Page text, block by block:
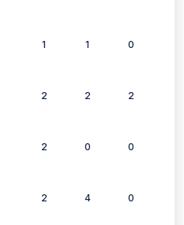
1 1 0
2 2 2
2 0 0
2 4 0